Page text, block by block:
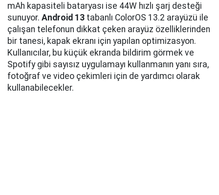
mAh kapasiteli bataryası ise 44W hızlı şarj desteği
sunuyor. Android 13 tabanlı ColorOS 13.2 arayüzü ile
çalışan telefonun dikkat çeken arayüz özelliklerinden
bir tanesi, kapak ekranı için yapılan optimizasyon.
Kullanıcılar, bu küçük ekranda bildirim görmek ve
Spotify gibi sayısız uygulamayı kullanmanın yanı sıra,
fotoğraf ve video çekimleri için de yardımcı olarak
kullanabilecekler.